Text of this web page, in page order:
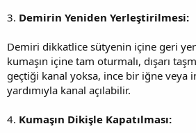
3. Demirin Yeniden Yerleştirilmesi:
Demiri dikkatlice sütyenin içine geri
kumaşın içine tam oturmalı, dışarı
geçtiği kanal yoksa, ince bir iğne veya
yardımıyla kanal açılabilir.
4. Kumaşın Dikişle Kapatılması: